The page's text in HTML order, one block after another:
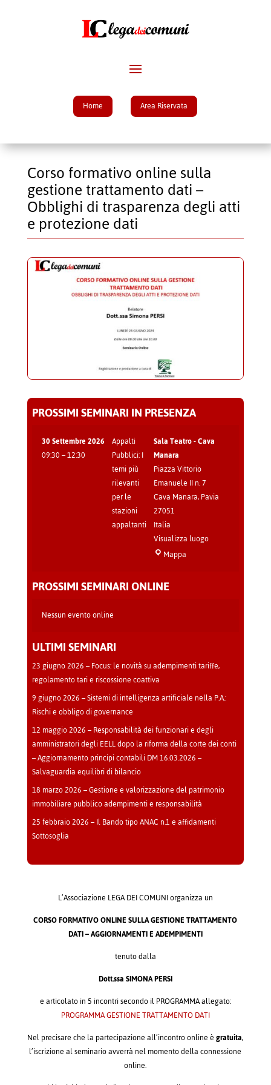
Home Area Riservata
Corso formativo online sulla
gestione trattamento dati –
Obblighi di trasparenza degli atti
e protezione dati
PROSSIMI SEMINARI IN PRESENZA
30 Settembre 2026
09:30–12:30
Appalti
Pubblici: I
temi più
rilevanti
per le
stazioni
appaltanti
Sala Teatro - Cava
Manara
Piazza Vittorio
Emanuele II n. 7
Cava Manara,Pavia
27051
Italia
Visualizza luogo
Mappa
PROSSIMI SEMINARI ONLINE
Nessun evento online
ULTIMI SEMINARI
23 giugno 2026 – Focus: le novità su adempimenti tariffe,
regolamento tari e riscossione coattiva
9 giugno 2026 – Sistemi di intelligenza artificiale nella P.A.:
Rischi e obbligo di governance
12 maggio 2026 – Responsabilità dei funzionari e degli
amministratori degli EELL dopo la riforma della corte dei conti
– Aggiornamento principi contabili DM 16.03.2026 –
Salvaguardia equilibri di bilancio
18 marzo 2026 – Gestione e valorizzazione del patrimonio
immobiliare pubblico adempimenti e responsabilità
25 febbraio 2026 – Il Bando tipo ANAC n.1 e affidamenti
Sottosoglia
L’Associazione LEGA DEI COMUNI organizza un
CORSO FORMATIVO ONLINE SULLA GESTIONE TRATTAMENTO
DATI – AGGIORNAMENTI E ADEMPIMENTI
tenuto dalla
Dott.ssa SIMONA PERSI
e articolato in 5 incontri secondo il PROGRAMMA allegato:
PROGRAMMA GESTIONE TRATTAMENTO DATI
Nel precisare che la partecipazione all’incontro online ègratuita,
l’iscrizione al seminario avverrà nel momento della connessione
online.